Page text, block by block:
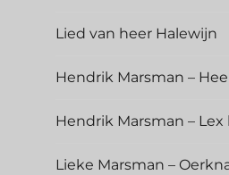
Lied van heer Halewijn
Hendrik Marsman –
Hendrik Marsman –
Lieke Marsman –